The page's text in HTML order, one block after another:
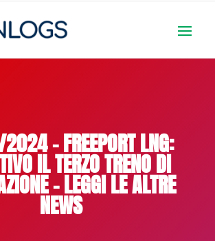
– FREEPORT LNG:
IL TERZO TRENO DI
– LEGGI LE ALTRE
NEWS